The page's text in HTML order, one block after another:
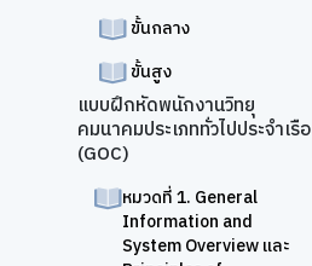
ขั้นกลาง
ขั้นสูง
แบบฝึกหัดพนักงานวิทยุ
คมนาคมประเภททั่วไปประจำเรือ
(GOC)
หมวดที่ 1. General
Information and
System Overview และ